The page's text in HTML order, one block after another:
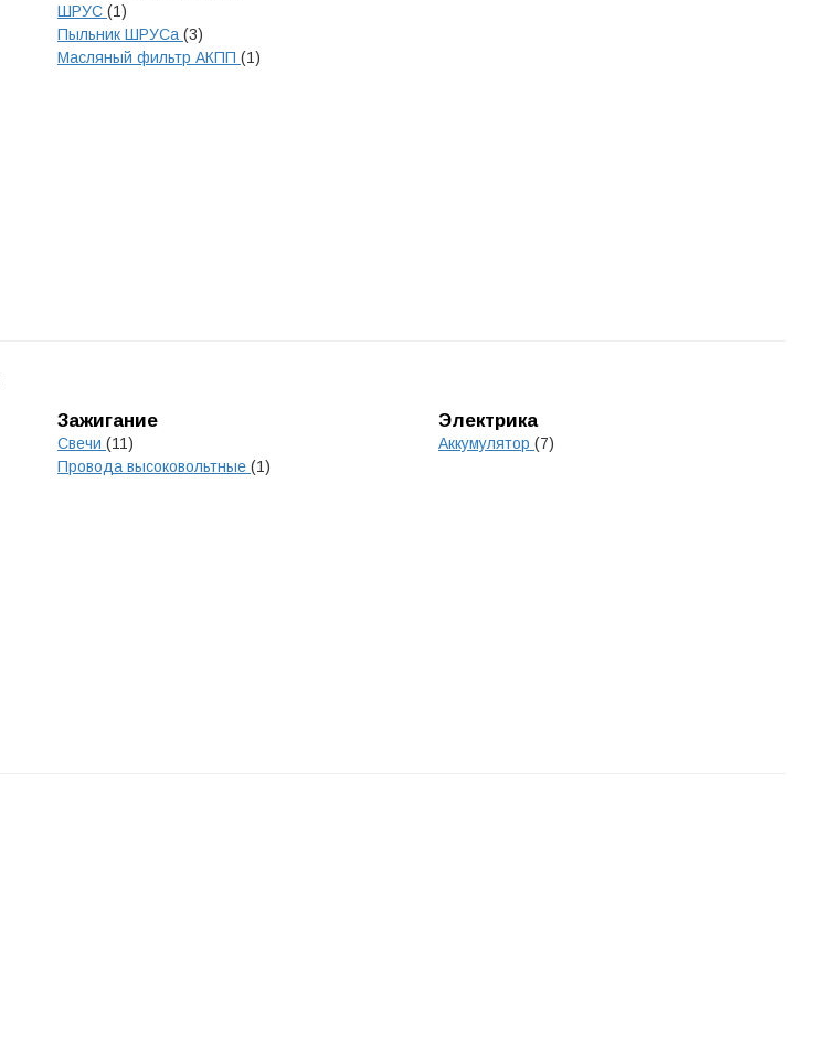
ШРУС (1)
Пыльник ШРУСа (3)
Масляный фильтр АКПП (1)
Зажигание
Свечи (11)
Провода высоковольтные (1)
Электрика
Аккумулятор (7)